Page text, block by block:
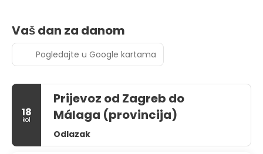
Vaš dan za danom
Pogledajte u Google kartama
18
kol
Prijevoz od Zagreb do
Málaga (provincija)
Odlazak